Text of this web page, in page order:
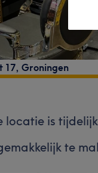
17, Groningen
locatie is
te